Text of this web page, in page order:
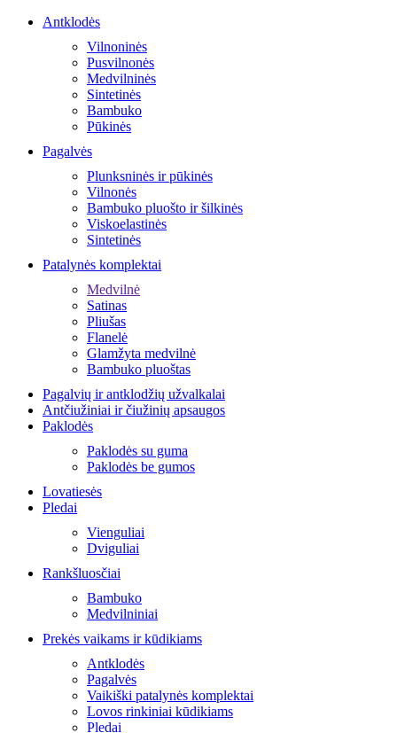
Antklodės
Vilnoninės
Pusvilnonės
Medvilninės
Sintetinės
Bambuko
Pūkinės
Pagalvės
Plunksninės ir pūkinės
Vilnonės
Bambuko pluošto ir šilkinės
Viskoelastinės
Sintetinės
Patalynės komplektai
Medvilnė
Satinas
Pliušas
Flanelė
Glamžyta medvilnė
Bambuko pluoštas
Pagalvių ir antklodžių užvalkalai
Antčiužiniai ir čiužinių apsaugos
Paklodės
Paklodės su guma
Paklodės be gumos
Lovatiesės
Pledai
Vienguliai
Dviguliai
Rankšluosčiai
Bambuko
Medvilniniai
Prekės vaikams ir kūdikiams
Antklodės
Pagalvės
Vaikiški patalynės komplektai
Lovos rinkiniai kūdikiams
Pledai